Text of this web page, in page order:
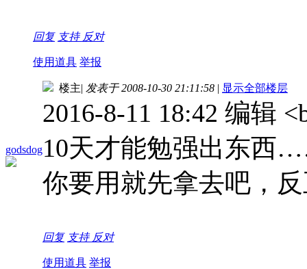
回复 支持 反对
使用道具 举报
godsdog
楼主| 发表于 2008-10-30 21:11:58 | 显示全部楼层
2016-8-11 18:42 编辑
10天才能勉强出东西
你要用就先拿去吧，
回复 支持 反对
使用道具 举报